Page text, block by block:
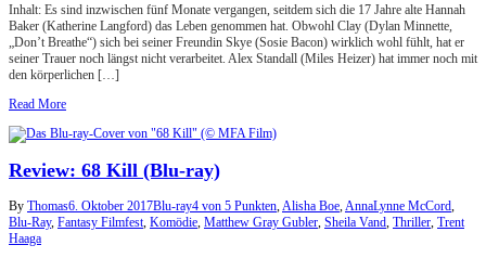
Inhalt: Es sind inzwischen fünf Monate vergangen, seitdem sich die 17 Jahre alte Hannah
Baker (Katherine Langford) das Leben genommen hat. Obwohl Clay (Dylan Minnette,
„Don’t Breathe“) sich bei seiner Freundin Skye (Sosie Bacon) wirklich wohl fühlt, hat er
seiner Trauer noch längst nicht verarbeitet. Alex Standall (Miles Heizer) hat immer noch mit
den körperlichen […]
Read More
Review: 68 Kill (Blu-ray)
By Thomas6. Oktober 2017Blu-ray4 von 5 Punkten Alisha Boe AnnaLynne McCord
Blu-Ray, Fantasy Filmfest Komödie Matthew Gray Gubler Sheila Vand Thriller Trent
Haaga